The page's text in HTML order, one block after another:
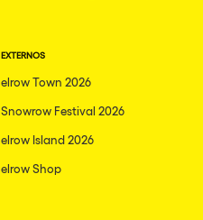
EXTERNOS
elrow Town 2026
Snowrow Festival 2026
elrow Island 2026
elrow Shop